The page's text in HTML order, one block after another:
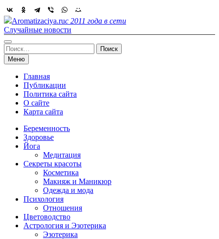
Skip
to
content
Aromatizaciya.ruс 2011 года в сети
Случайные новости
Найти:
Меню
Главная
Публикации
Политика сайта
О сайте
Карта сайта
Беременность
Здоровье
Йога
Медитация
Секреты красоты
Косметика
Макияж и Маникюр
Одежда и мода
Психология
Отношения
Цветоводство
Астрология и Эзотерика
Эзотерика